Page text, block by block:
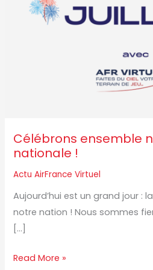
Célébrons ensemble
nationale !
Actu AirFrance Virtuel
Aujourd’hui est un grand jour :
notre nation ! Nous sommes
[…]
Read More »